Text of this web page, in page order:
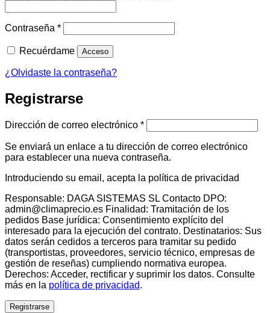
Contraseña *Obligatorio
Recuérdame Acceso
¿Olvidaste la contraseña?
Registrarse
Dirección de correo electrónico *Obligatorio
Se enviará un enlace a tu dirección de correo electrónico
para establecer una nueva contraseña.
Introduciendo su email, acepta la política de privacidad
Responsable: DAGA SISTEMAS SL Contacto DPO:
admin@climaprecio.es Finalidad: Tramitación de los
pedidos Base jurídica: Consentimiento explícito del
interesado para la ejecución del contrato. Destinatarios: Sus
datos serán cedidos a terceros para tramitar su pedido
(transportistas, proveedores, servicio técnico, empresas de
gestión de reseñas) cumpliendo normativa europea.
Derechos: Acceder, rectificar y suprimir los datos. Consulte
más en la política de privacidad.
Registrarse